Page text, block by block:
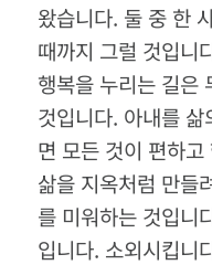
왔습니다. 둘 중 한
때까지 그럴 것입니
행복을 누리는 길은
것입니다. 아내를 삶
면 모든 것이 편하
삶을 지옥처럼 만들
를 미워하는 것입니
입니다. 소외시킵니